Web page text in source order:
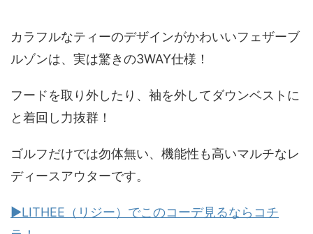
カラフルなティーのデザインがかわいいフェザーブ
ルゾンは、実は驚きの3WAY仕様！
フードを取り外したり、袖を外してダウンベストに
と着回し力抜群！
ゴルフだけでは勿体無い、機能性も高いマルチなレ
ディースアウターです。
▶LITHEE（リジー）でこのコーデ見るならコチ